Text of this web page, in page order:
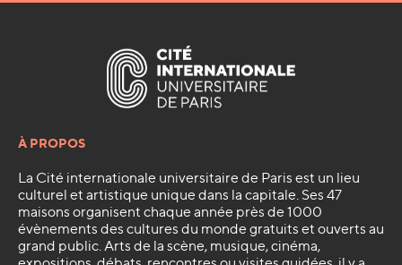
À PROPOS
La Cité internationale universitaire de Paris est un lieu
culturel et artistique unique dans la capitale. Ses 47
maisons organisent chaque année près de 1000
évènements des cultures du monde gratuits et ouverts au
grand public. Arts de la scène, musique, cinéma,